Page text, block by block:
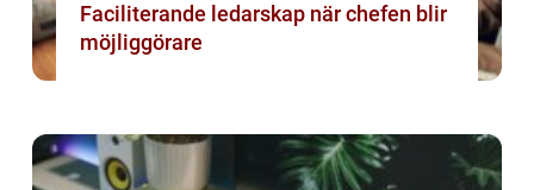
Faciliterande ledarskap när chefen blir
möjliggörare